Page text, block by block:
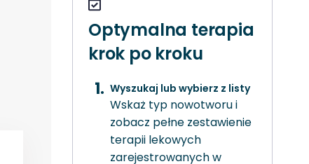
Optymalna terapia
krok po kroku
Wyszukaj lub wybierz z listy
Wskaż typ nowotworu i
zobacz pełne zestawienie
terapii lekowych
zarejestrowanych w